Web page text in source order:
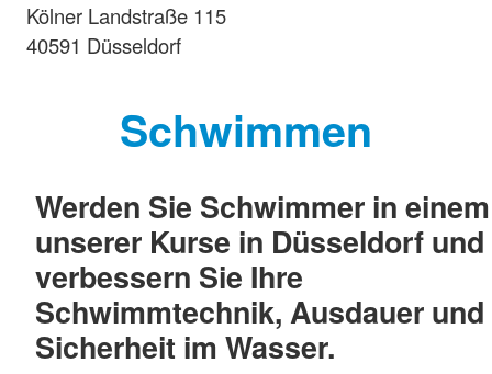
Kölner Landstraße 115
40591 Düsseldorf
Schwimmen
Werden Sie Schwimmer in einem
unserer Kurse in Düsseldorf und
verbessern Sie Ihre
Schwimmtechnik, Ausdauer und
Sicherheit im Wasser.